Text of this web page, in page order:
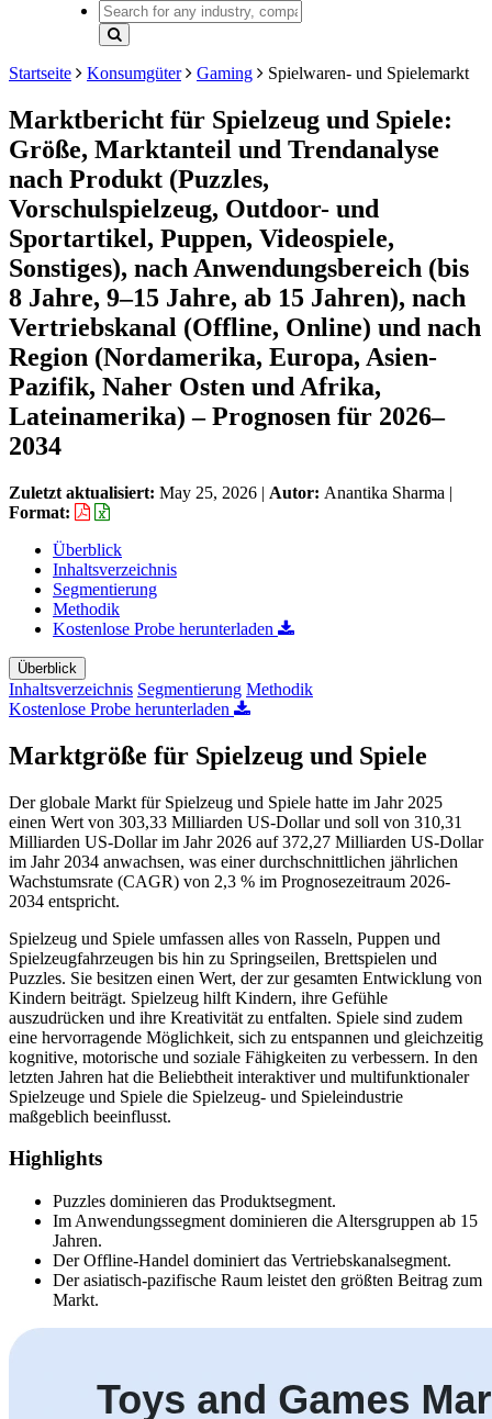
Startseite Konsumgüter Gaming Spielwaren- und Spielemarkt
Marktbericht für Spielzeug und Spiele:
Größe, Marktanteil und Trendanalyse
nach Produkt (Puzzles,
Vorschulspielzeug, Outdoor- und
Sportartikel, Puppen, Videospiele,
Sonstiges), nach Anwendungsbereich (bis
8 Jahre, 9–15 Jahre, ab 15 Jahren), nach
Vertriebskanal (Offline, Online) und nach
Region (Nordamerika, Europa, Asien-
Pazifik, Naher Osten und Afrika,
Lateinamerika) – Prognosen für 2026–
2034
Zuletzt aktualisiert: May 25, 2026 | Autor: Anantika Sharma |
Format:
Überblick
Inhaltsverzeichnis
Segmentierung
Methodik
Kostenlose Probe herunterladen
Überblick
Inhaltsverzeichnis Segmentierung Methodik
Kostenlose Probe herunterladen
Marktgröße für Spielzeug und Spiele
Der globale Markt für Spielzeug und Spiele hatte im Jahr 2025
einen Wert von 303,33 Milliarden US-Dollar und soll von 310,31
Milliarden US-Dollar im Jahr 2026 auf 372,27 Milliarden US-Dollar
im Jahr 2034 anwachsen, was einer durchschnittlichen jährlichen
Wachstumsrate (CAGR) von 2,3 % im Prognosezeitraum 2026-
2034 entspricht.
Spielzeug und Spiele umfassen alles von Rasseln, Puppen und
Spielzeugfahrzeugen bis hin zu Springseilen, Brettspielen und
Puzzles. Sie besitzen einen Wert, der zur gesamten Entwicklung von
Kindern beiträgt. Spielzeug hilft Kindern, ihre Gefühle
auszudrücken und ihre Kreativität zu entfalten. Spiele sind zudem
eine hervorragende Möglichkeit, sich zu entspannen und gleichzeitig
kognitive, motorische und soziale Fähigkeiten zu verbessern. In den
letzten Jahren hat die Beliebtheit interaktiver und multifunktionaler
Spielzeuge und Spiele die Spielzeug- und Spieleindustrie
maßgeblich beeinflusst.
Highlights
Puzzles dominieren das Produktsegment.
Im Anwendungssegment dominieren die Altersgruppen ab 15
Jahren.
Der Offline-Handel dominiert das Vertriebskanalsegment.
Der asiatisch-pazifische Raum leistet den größten Beitrag zum
Markt.